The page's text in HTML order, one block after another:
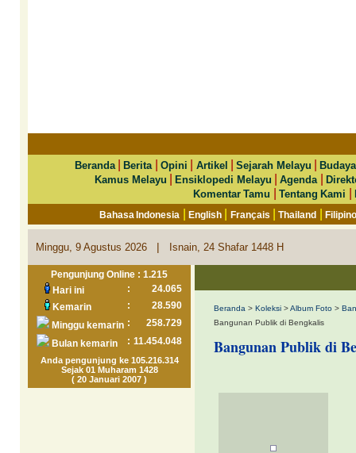
Beranda|Berita Opini Artikel |Sejarah Melayu |
Kamus Melayu
|Ensiklopedi Melayu |Agenda |
Komentar Tamu
|Tentang Kami |
Bahasa Indonesia |English Français |Thailand |
Minggu, 9 Agustus 2026 | Isnain, 24 Shafar 1448 H
Pengunjung Online : 1.215
Hari ini
:
24.065
Kemarin
:
28.590
Minggu kemarin :
258.729
Bulan kemarin
: 11.454.048
Anda pengunjung ke 105.216.314
Sejak 01 Muharam 1428
( 20 Januari 2007 )
Beranda > Koleksi >Album Foto >
Bangunan Publik di Bengkalis
Bangunan Publik di